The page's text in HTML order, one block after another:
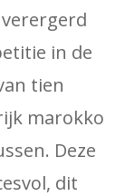
in de
tien
marokko
Deze
dit